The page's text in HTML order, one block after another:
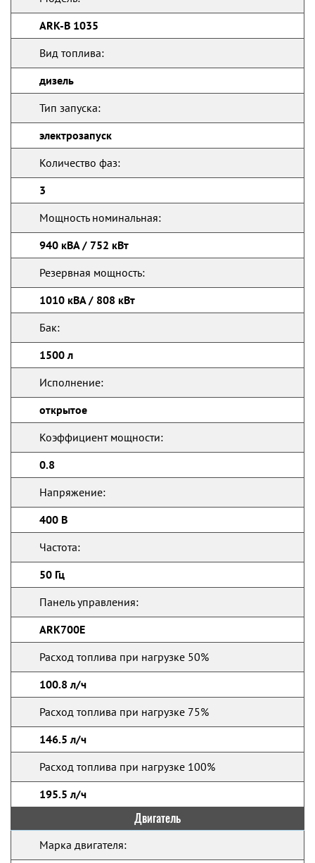
ARK-B 1035
Вид топлива:
дизель
Тип запуска:
электрозапуск
Количество фаз:
3
Мощность номинальная:
940 кВА / 752 кВт
Резервная мощность:
1010 кВА / 808 кВт
Бак:
1500 л
Исполнение:
открытое
Коэффициент мощности:
0.8
Напряжение:
400 В
Частота:
50 Гц
Панель управления:
ARK700E
Расход топлива при нагрузке 50%
100.8 л/ч
Расход топлива при нагрузке 75%
146.5 л/ч
Расход топлива при нагрузке 100%
195.5 л/ч
Двигатель
Марка двигателя: